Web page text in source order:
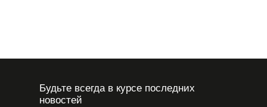
Будьте всегда в курсе последних
новостей